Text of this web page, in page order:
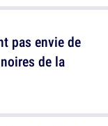
pas envie de
de la